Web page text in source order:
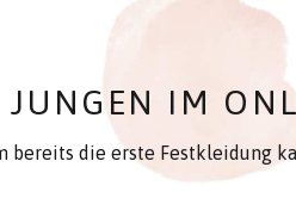
IM
bereits die erste Festkleidung